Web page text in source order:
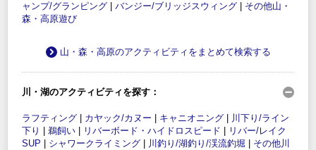
ャンプ/グランピング
バンジー/ブリッジスウィング
その他山・
森・高原遊び
山・森・高原のアクティビティをまとめて検索する
川・湖のアクティビティを探す：
ラフティング カヤック/カヌー キャニオニング
川下り/ライン
下り
鵜飼い リバーボード・ハイドロスピード
リバー/レイク
SUP
シャワークライミング 川釣り/湖釣り/渓流釣堀
その他川